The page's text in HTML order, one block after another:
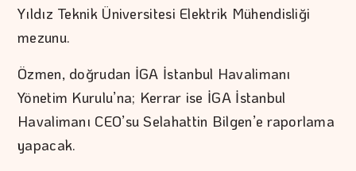
Yıldız Teknik Üniversitesi Elektrik Mühendisliği
mezunu.
Özmen, doğrudan İGA İstanbul Havalimanı
Yönetim Kurulu’na; Kerrar ise İGA İstanbul
Havalimanı CEO’su Selahattin Bilgen’e raporlama
yapacak.